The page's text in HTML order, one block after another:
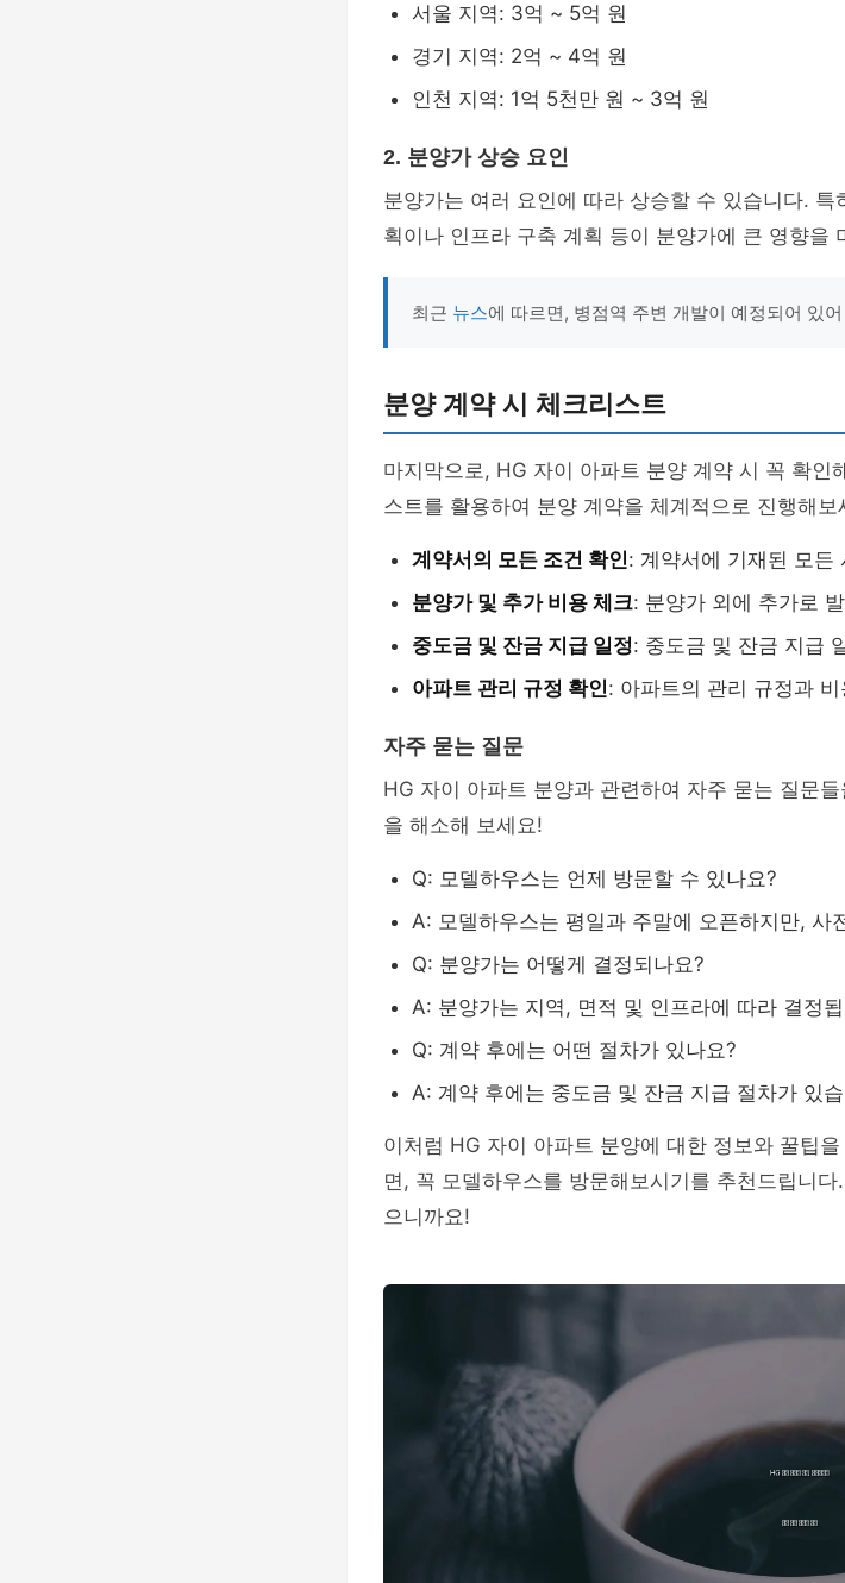
서울 지역: 3억 ~ 5억 원
경기 지역: 2억 ~ 4억 원
인천 지역: 1억 5천만 원 ~ 3억 원
2. 분양가 상승 요인
분양가는 여러 요인에 따라 상승할 수 있습니다.
획이나 인프라 구축 계획 등이 분양가에 큰 영향을
최근 뉴스에 따르면, 병점역 주변 개발이 예정되어 있
분양 계약 시 체크리스트
마지막으로, HG 자이 아파트 분양 계약 시 꼭 확인
스트를 활용하여 분양 계약을 체계적으로 진행해보
계약서의 모든 조건 확인: 계약서에 기재된 모든
분양가 및 추가 비용 체크: 분양가 외에 추가로
중도금 및 잔금 지급 일정: 중도금 및 잔금 지급
아파트 관리 규정 확인: 아파트의 관리 규정과
자주 묻는 질문
HG 자이 아파트 분양과 관련하여 자주 묻는 질문
을 해소해 보세요!
Q: 모델하우스는 언제 방문할 수 있나요?
A: 모델하우스는 평일과 주말에 오픈하지만, 사
Q: 분양가는 어떻게 결정되나요?
A: 분양가는 지역, 면적 및 인프라에 따라 결정
Q: 계약 후에는 어떤 절차가 있나요?
A: 계약 후에는 중도금 및 잔금 지급 절차가 있
이처럼 HG 자이 아파트 분양에 대한 정보와 꿀팁
면, 꼭 모델하우스를 방문해보시기를 추천드립니
으니까요!